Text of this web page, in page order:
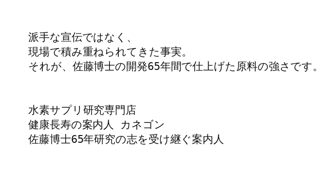
派手な宣伝ではなく、
現場で積み重ねられてきた事実。
それが、佐藤博士の開発65年間で仕上げた原料の強さです。
水素サプリ研究専門店
健康長寿の案内人 カネゴン
佐藤博士65年研究の志を受け継ぐ案内人